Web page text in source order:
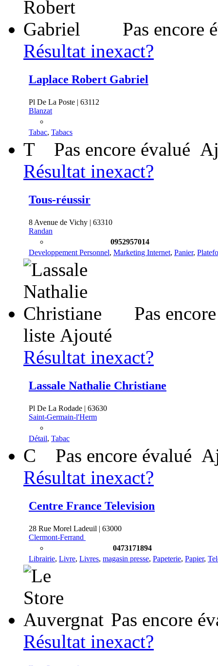
Pas encore
Résultat inexact?
Laplace Robert Gabriel
Pl De La Poste | 63112
Blanzat
Tabac, Tabacs
T Pas encore évalué
Résultat inexact?
Tous-réussir
8 Avenue de Vichy | 63310
Randan
0952957014
Developpement Personnel, Marketing Internet, Panier,
Pas
liste Ajouté
Résultat inexact?
Lassale Nathalie Christiane
Pl De La Rodade | 63630
Saint-Germain-l'Herm
Détail, Tabac
C Pas encore évalué
Résultat inexact?
Centre France Television
28 Rue Morel Ladeuil | 63000
Clermont-Ferrand
0473171894
Librairie, Livre, Livres, magasin presse, Papeterie, Papier,
Pas encore
Résultat inexact?